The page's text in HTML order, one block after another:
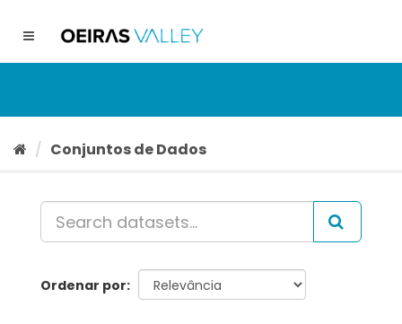
conteúdo
Toggle
Conjuntos de Dados
Ordenar por